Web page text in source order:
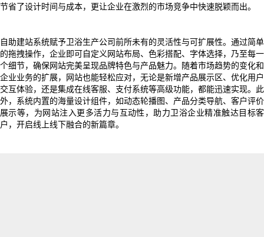
节省了设计时间与成本，更让企业在激烈的市场竞争中快速脱颖而出。
自助建站系统赋予卫浴生产公司前所未有的灵活性与可扩展性。通过简单
的拖拽操作，企业即可自定义网站布局、色彩搭配、字体选择，乃至每一
个细节，确保网站完美呈现品牌特色与产品魅力。随着市场趋势的变化和
企业业务的扩展，网站也能轻松应对，无论是新增产品展示区、优化用户
交互体验，还是集成在线客服、支付系统等高级功能，都能迅速实现。此
外，系统内置的海量设计组件，如动态轮播图、产品分类导航、客户评价
展示等，为网站注入更多活力与互动性，助力卫浴企业精准触达目标客
户，开启线上线下融合的新篇章。